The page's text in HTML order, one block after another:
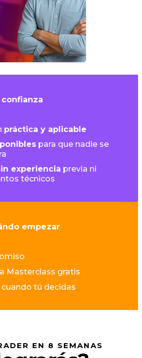
confianza
práctica y aplicable
para que nadie se
experiencia previa ni
técnicos
empezar
Masterclass gratis
tú decidas
EN 8 SEMANAS